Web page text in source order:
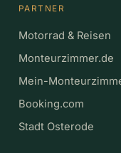
PARTNER
Motorrad & Reisen
Monteurzimmer.de
Mein-
Booking.com
Stadt Osterode